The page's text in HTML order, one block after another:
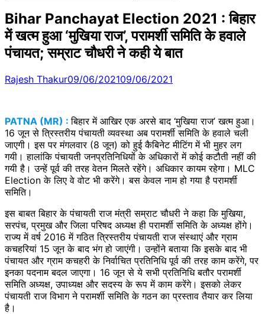
Bihar Panchayat Election 2021 : बिहार
में खत्म हुआ ‘मुखिया राज’, परामर्शी समिति के हवाले
पंचायत; सम्राट चौधरी ने कही ये बात
Rajesh Thakur09/06/202109/06/2021
PATNA (MR) :बिहार में आखिर एक अरसे बाद ‘मुखिया राज’ खत्म हुआ।
16 जून से त्रिस्तरीय पंचायती व्यवस्था अब परामर्शी समिति के हवाले चली
जाएगी। इस पर मंगलवार (8 जून) को हुई कैबिनेट मीटिंग में भी मुहर लग
गयी। हालांकि पंचायती जनप्रतिनिधियों के अधिकारों में कोई कटौती नहीं की
गयी है। उन्हें पूर्व की तरह वेतन मिलते रहेंगे। अधिकार कायम रहेगा। MLC
Election के लिए वे वोट भी करेंगे। बस केवल नाम हो गया है परामर्शी
समिति।
इस बाबत बिहार के पंचायती राज मंत्री सम्राट चौधरी ने कहा कि मुखिया,
सरपंच, प्रमुख और जिला परिषद अध्यक्ष ही परामर्शी समिति के अध्यक्ष होंगे।
राज्य में वर्ष 2016 में गठित त्रिस्तरीय पंचायती राज संस्थाएं और ग्राम
कचहरियां 15 जून के बाद भंग हो जाएंगी। उन्होंने बताया कि इसके बाद भी
पंचायत और ग्राम कचहरी के निर्वाचित प्रतिनिधि पूर्व की तरह काम करेंगे, पर
इनका पदनाम बदल जाएगा। 16 जून से ये सभी प्रतिनिधि बतौर परामर्शी
समिति अध्यक्ष, उपाध्यक्ष और सदस्य के रूप में काम करेंगे। इसको लेकर
पंचायती राज विभाग ने परामर्शी समिति के गठन का प्रस्ताव तैयार कर लिया
है।